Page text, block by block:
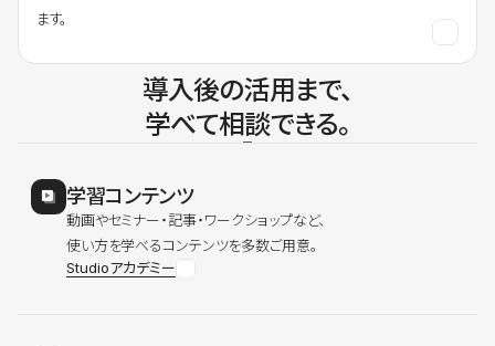
ます。
導入後の活用まで、
学べて相談できる。
学習コンテンツ
動画やセミナー・記事・ワークショップなど、
使い方を学べるコンテンツを多数ご用意。
Studioアカデミー